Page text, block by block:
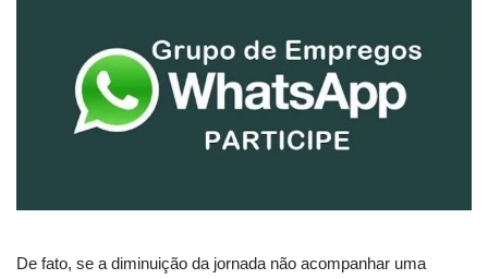
De fato, se a diminuição da jornada não acompanhar uma